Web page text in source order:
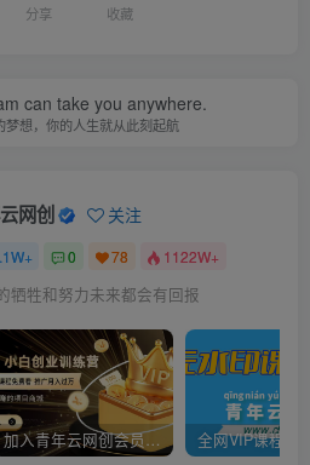
分享 收藏
can take you anywhere.
梦想，你的人生就从此刻起航
网创 关注
0 78 1122W+
牺牲和努力未来都会有回报
加入青年云网创会员，全站资源免费学习。加入高级合伙人，推广日入1000+